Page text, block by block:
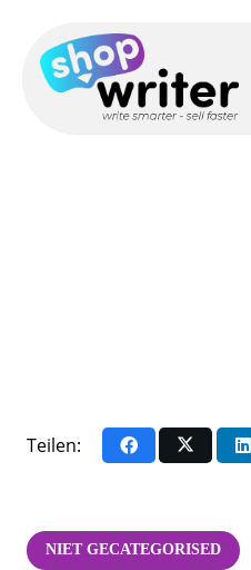
Teilen:
NIET GECATEGORISED